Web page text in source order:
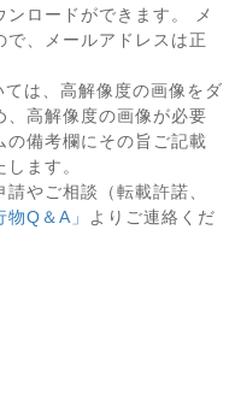
ロードができます。 メ
、メールアドレスは正
は、高解像度の画像をダ
、高解像度の画像が必要
備考欄にその旨ご記載
ます。
やご相談（転載許諾、
物Q＆A」
よりご連絡くだ